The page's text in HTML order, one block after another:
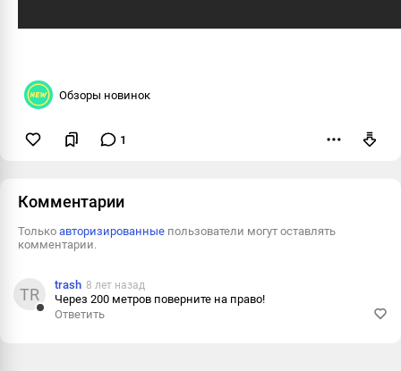
Обзоры новинок
1
Комментарии
Только авторизированные пользователи могут оставлять
комментарии.
TR trash 8 лет назад
Через 200 метров поверните на право!
Ответить
Ответить